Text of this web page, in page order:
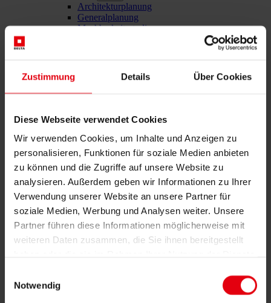
Zustimmung Details Über Cookies
Diese Webseite verwendet Cookies
Wir verwenden Cookies, um Inhalte und Anzeigen zu
personalisieren, Funktionen für soziale Medien anbieten
zu können und die Zugriffe auf unsere Website zu
analysieren. Außerdem geben wir Informationen zu Ihrer
Verwendung unserer Website an unsere Partner für
soziale Medien, Werbung und Analysen weiter. Unsere
Partner führen diese Informationen möglicherweise mit
weiteren Daten zusammen, die Sie ihnen bereitgestellt
Notwendig
Architekturplanung
Generalplanung
Machbarkeitsstudien
Building Information Modeling (BIM)
Projektsteuerung und Projektleitung
Kooperationsmanagement
Integrale Beratung
ESG und EU-Taxonomie Beratung
Technische Due Diligence
Gebäudezertifizierung
Gutachten
Projektmonitoring
IT Services
Referenzen
Über uns